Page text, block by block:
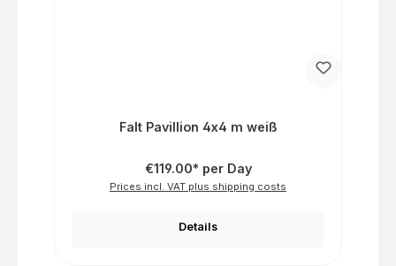
Falt Pavillion 4x4 m weiß
€119.00* per Day
Prices incl. VAT plus shipping costs
Details